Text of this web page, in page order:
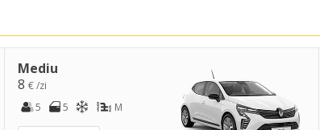
Mediu
8€ /zi
5
5 M